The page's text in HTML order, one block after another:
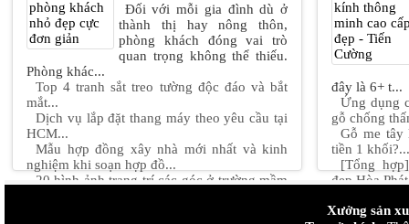
Đối với mỗi gia đình dù ở
thành thị hay nông thôn,
phòng khách đóng vai trò
quan trọng không thể thiếu.
Phòng khác...
Top 4 tranh sắt treo tường độc đáo và bắt
mắt...
Dịch vụ lắp đặt thang máy theo yêu cầu tại
HCM...
Mẫu hợp đồng xây nhà mới nhất và kinh
nghiệm khi soạn hợp đồ...
20 hình ảnh trang trí các góc ở trường mầm
đây là 6+ t...
Ứng dụng
gỗ chống
Gỗ me tây
tiền 1 khối?...
[Tổng
đẹp Hòa
bê tông...
Xưởng sản